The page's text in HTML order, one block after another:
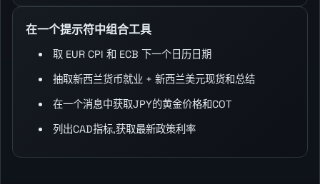
在一个提示符中组合工具
取 EUR CPI 和 ECB 下一个日历日期
抽取新西兰货币就业 + 新西兰美元现货和总结
在一个消息中获取JPY的黄金价格和COT
列出CAD指标,获取最新政策利率